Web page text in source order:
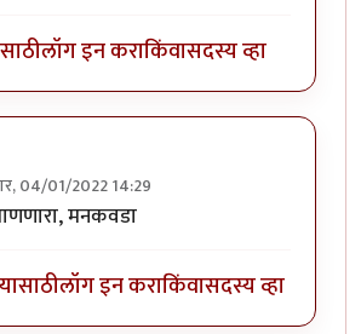
लॉग इन कराकिंवासदस्य व्हा
04/01/2022 14:29
गेले ते दिवस. राहिल्या त्या
मनकवडा
लॉग इन कराकिंवासदस्य व्हा